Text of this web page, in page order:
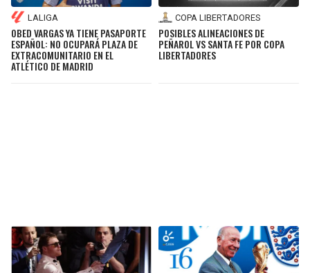
LALIGA
OBED VARGAS YA TIENE PASAPORTE
ESPAÑOL: NO OCUPARÁ PLAZA DE
EXTRACOMUNITARIO EN EL
ATLÉTICO DE MADRID
COPA LIBERTADORES
POSIBLES ALINEACIONES DE
PEÑAROL VS SANTA FE POR COPA
LIBERTADORES